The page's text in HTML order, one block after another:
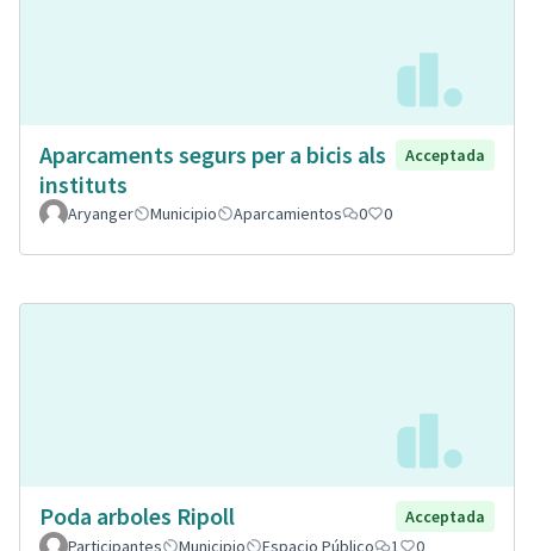
Aparcaments segurs per a bicis als
instituts
Acceptada
Aryanger Municipio Aparcamientos 0 0
Poda arboles Ripoll
Acceptada
Participantes
Municipio Espacio Público 1 0